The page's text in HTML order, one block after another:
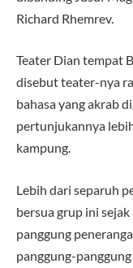
Richard Rhemrev.
Teater Dian tempat
disebut teater-nya
bahasa yang akrab
pertunjukannya
kampung.
Lebih dari separuh
bersua grup ini
panggung
panggung-